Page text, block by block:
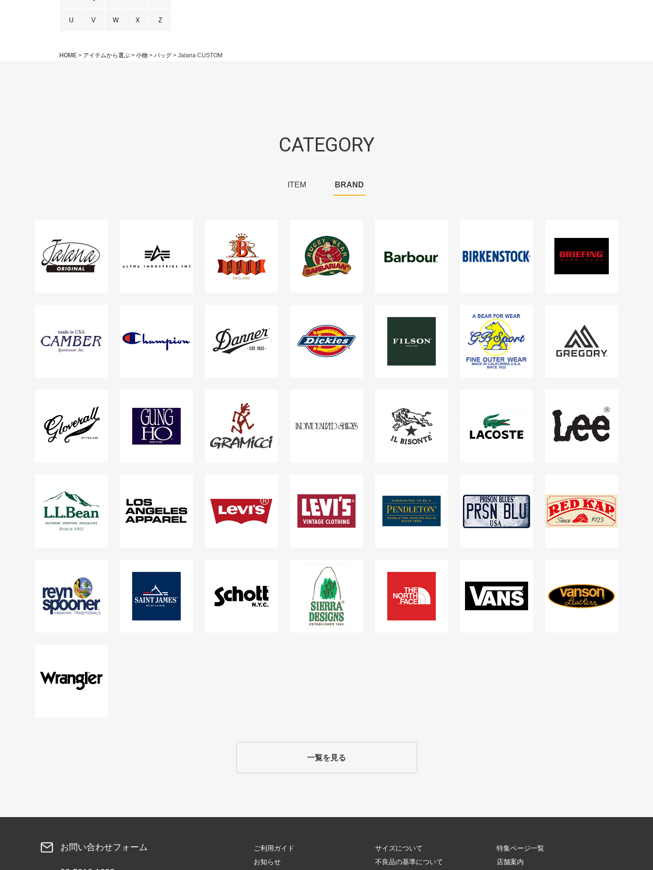
U V W X Z
HOME アイテムから選ぶ 小物 バッグ Jalana CUSTOM
CATEGORY
ITEM BRAND
一覧を見る
お問い合わせフォーム
ご利用ガイド
お知らせ
サイズについて
不良品の基準について
特集ページ一覧
店舗案内